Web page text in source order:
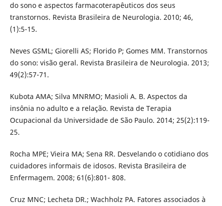
do sono e aspectos farmacoterapêuticos dos seus
transtornos. Revista Brasileira de Neurologia. 2010; 46,
(1):5-15.
Neves GSML; Giorelli AS; Florido P; Gomes MM. Transtornos
do sono: visão geral. Revista Brasileira de Neurologia. 2013;
49(2):57-71.
Kubota AMA; Silva MNRMO; Masioli A. B. Aspectos da
insônia no adulto e a relação. Revista de Terapia
Ocupacional da Universidade de São Paulo. 2014; 25(2):119-
25.
Rocha MPE; Vieira MA; Sena RR. Desvelando o cotidiano dos
cuidadores informais de idosos. Revista Brasileira de
Enfermagem. 2008; 61(6):801- 808.
Cruz MNC; Lecheta DR.; Wachholz PA. Fatores associados à